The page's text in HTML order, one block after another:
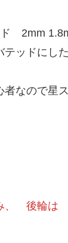
2mm
ッドにした
なので星
、 後輪